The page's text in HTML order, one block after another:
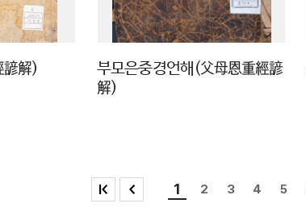
解)
부모은중경언해(父母恩重經諺
解)
1 2 3 4 5